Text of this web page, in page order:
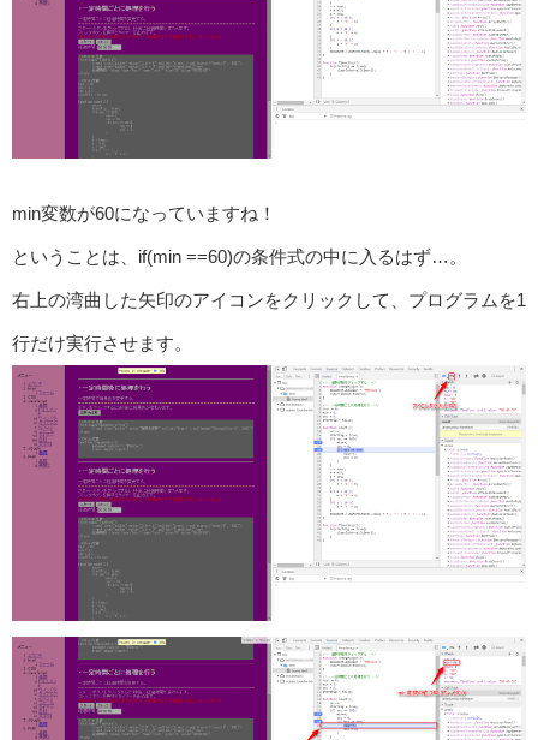
min変数が60になっていますね！
ということは、if(min ==60)の条件式の中に入るはず…。
右上の湾曲した矢印のアイコンをクリックして、プログラムを1
行だけ実行させます。